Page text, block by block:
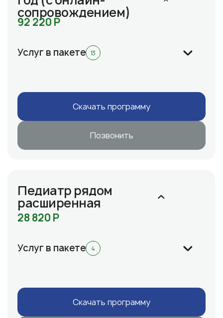
сопровождением)
92 220 Р
Услуг в пакете 13
Cкачать программу
Позвонить
Педиатр рядом
расширенная
28 820 Р
Услуг в пакете 4
Cкачать программу